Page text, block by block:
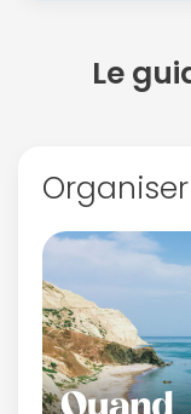
Le